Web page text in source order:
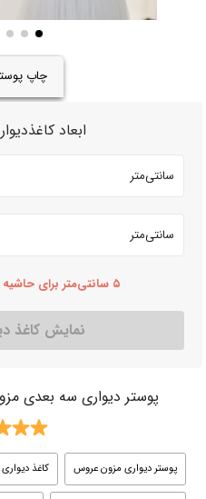
چاپ
ابعاد
سانتی‌متر
سانتی‌متر
۵ سانتی‌متر برای حاشیه خطا در نظر بگیرید.
نمایش کاغذ
پوستر دیواری سه بعدی
پوستر دیواری مزون عروس کاغذ